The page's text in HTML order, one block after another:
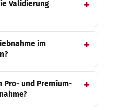
Validierung
im
Pro- und Premium-